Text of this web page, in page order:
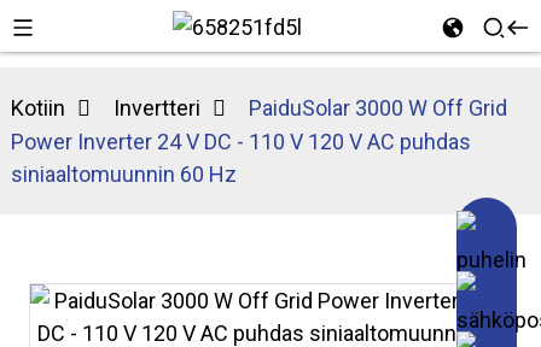
Kotiin Invertteri
PaiduSolar 3000 W Off Grid
Power Inverter 24 V DC - 110 V 120 V AC puhdas
siniaaltomuunnin 60 Hz